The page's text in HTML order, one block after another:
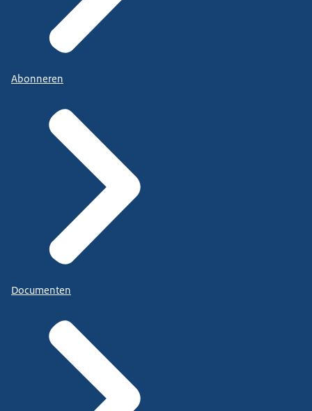
Abonneren
Documenten